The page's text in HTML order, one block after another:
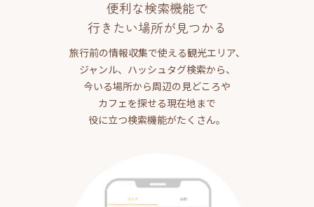
便利な検索機能で
行きたい場所が見つかる
旅行前の情報収集で使える観光エリア、
ジャンル、ハッシュタグ検索から、
今いる場所から周辺の見どころや
カフェを探せる現在地まで
役に立つ検索機能がたくさん。